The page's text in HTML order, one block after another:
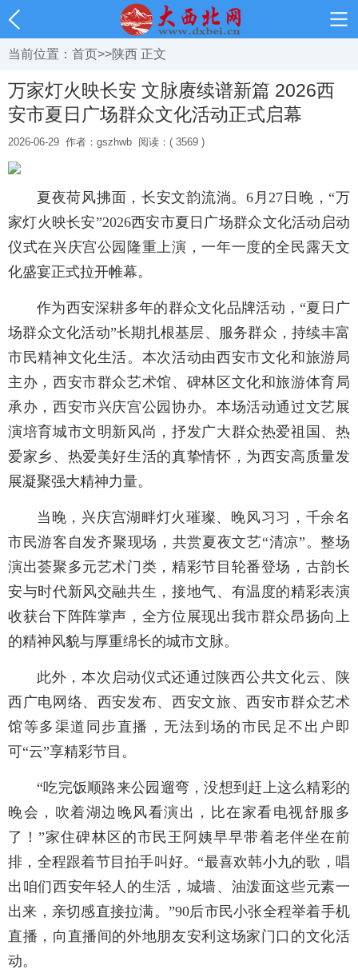
当前位置： 首页>>陕西 正文
万家灯火映长安 文脉赓续谱新篇 2026西
安市夏日广场群众文化活动正式启幕
2026-06-29 作者：gszhwb 阅读：( 3569 )
夏夜荷风拂面，长安文韵流淌。6月27日晚，“万
家灯火映长安”2026西安市夏日广场群众文化活动启动
仪式在兴庆宫公园隆重上演，一年一度的全民露天文
化盛宴正式拉开帷幕。
作为西安深耕多年的群众文化品牌活动，“夏日广
场群众文化活动”长期扎根基层、服务群众，持续丰富
市民精神文化生活。本次活动由西安市文化和旅游局
主办，西安市群众艺术馆、碑林区文化和旅游体育局
承办，西安市兴庆宫公园协办。本场活动通过文艺展
演培育城市文明新风尚，抒发广大群众热爱祖国、热
爱家乡、热爱美好生活的真挚情怀，为西安高质量发
展凝聚强大精神力量。
当晚，兴庆宫湖畔灯火璀璨、晚风习习，千余名
市民游客自发齐聚现场，共赏夏夜文艺“清凉”。整场
演出荟聚多元艺术门类，精彩节目轮番登场，古韵长
安与时代新风交融共生，接地气、有温度的精彩表演
收获台下阵阵掌声，全方位展现出我市群众昂扬向上
的精神风貌与厚重绵长的城市文脉。
此外，本次启动仪式还通过陕西公共文化云、陕
西广电网络、西安发布、西安文旅、西安市群众艺术
馆等多渠道同步直播，无法到场的市民足不出户即
可“云”享精彩节目。
“吃完饭顺路来公园遛弯，没想到赶上这么精彩的
晚会，吹着湖边晚风看演出，比在家看电视舒服多
了！”家住碑林区的市民王阿姨早早带着老伴坐在前
排，全程跟着节目拍手叫好。“最喜欢韩小九的歌，唱
出咱们西安年轻人的生活，城墙、油泼面这些元素一
出来，亲切感直接拉满。”90后市民小张全程举着手机
直播，向直播间的外地朋友安利这场家门口的文化活
动。